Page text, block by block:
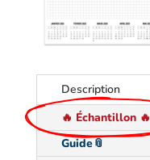
Description
🔥 Échantillon 🔥
Guide📎